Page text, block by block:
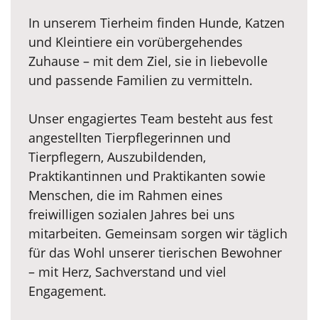
In unserem Tierheim finden Hunde, Katzen
und Kleintiere ein vorübergehendes
Zuhause – mit dem Ziel, sie in liebevolle
und passende Familien zu vermitteln.
Unser engagiertes Team besteht aus fest
angestellten Tierpflegerinnen und
Tierpflegern, Auszubildenden,
Praktikantinnen und Praktikanten sowie
Menschen, die im Rahmen eines
freiwilligen sozialen Jahres bei uns
mitarbeiten. Gemeinsam sorgen wir täglich
für das Wohl unserer tierischen Bewohner
– mit Herz, Sachverstand und viel
Engagement.